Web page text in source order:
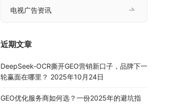
电视广告资讯
近期文章
DeepSeek-OCR撕开GEO营销新口子，品牌下一
轮赢面在哪里？ 2025年10月24日
GEO优化服务商如何选？一份2025年的避坑指